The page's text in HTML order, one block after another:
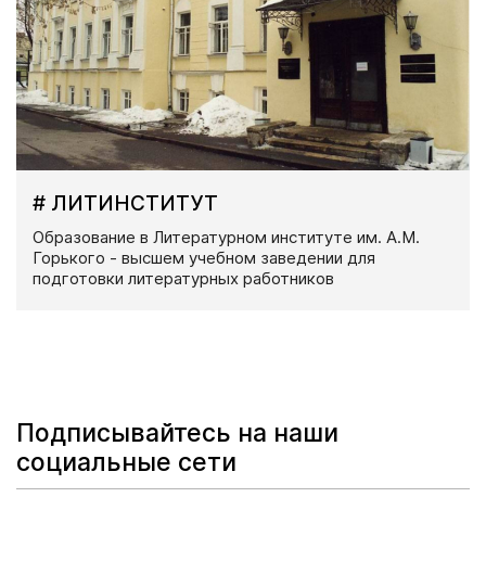
# ЛИТИНСТИТУТ
Образование в Литературном институте им. А.М.
Горького - высшем учебном заведении для
подготовки литературных работников
Подписывайтесь на наши
социальные сети